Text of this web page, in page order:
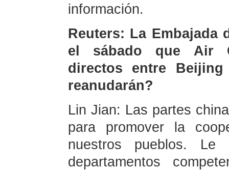
información.
Reuters: La Embajada
el sábado que Air
directos entre
reanudarán?
Lin Jian: Las partes
para promover la
nuestros pueblos.
departamentos